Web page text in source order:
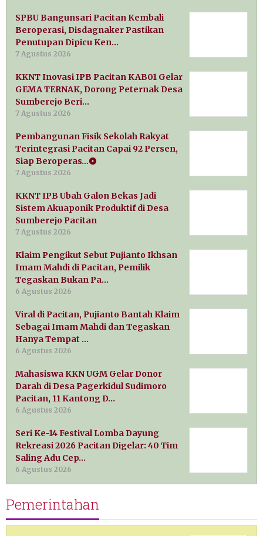
SPBU Bangunsari Pacitan Kembali
Beroperasi, Disdagnaker Pastikan
Penutupan Dipicu Ken…
7 Agustus 2026
KKNT Inovasi IPB Pacitan KAB01 Gelar
GEMA TERNAK, Dorong Peternak Desa
Sumberejo Beri…
7 Agustus 2026
Pembangunan Fisik Sekolah Rakyat
Terintegrasi Pacitan Capai 92 Persen,
Siap Beroperas…
7 Agustus 2026
KKNT IPB Ubah Galon Bekas Jadi
Sistem Akuaponik Produktif di Desa
Sumberejo Pacitan
7 Agustus 2026
Klaim Pengikut Sebut Pujianto Ikhsan
Imam Mahdi di Pacitan, Pemilik
Tegaskan Bukan Pa…
6 Agustus 2026
Viral di Pacitan, Pujianto Bantah Klaim
Sebagai Imam Mahdi dan Tegaskan
Hanya Tempat …
6 Agustus 2026
Mahasiswa KKN UGM Gelar Donor
Darah di Desa Pagerkidul Sudimoro
Pacitan, 11 Kantong D…
6 Agustus 2026
Seri Ke-14 Festival Lomba Dayung
Rekreasi 2026 Pacitan Digelar: 40 Tim
Saling Adu Cep…
6 Agustus 2026
Pemerintahan